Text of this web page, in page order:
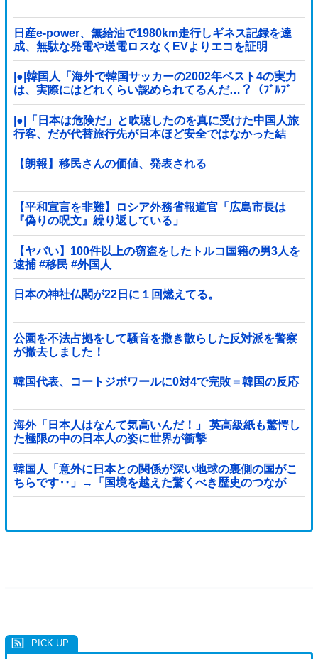
日産e-power、無給油で1980km走行しギネス記録を達
成、無駄な発電や送電ロスなくEVよりエコを証明
|●|韓国人「海外で韓国サッカーの2002年ベスト4の実力
は、実際にはどれくらい認められてるんだ…？（ﾌﾞﾙﾌﾞ
ﾙ」＝韓国の反応
|●|「日本は危険だ」と吹聴したのを真に受けた中国人旅
行客、だが代替旅行先が日本ほど安全ではなかった結
果……
【朗報】移民さんの価値、発表される
【平和宣言を非難】ロシア外務省報道官「広島市長は
『偽りの呪文』繰り返している」
【ヤバい】100件以上の窃盗をしたトルコ国籍の男3人を
逮捕 #移民 #外国人
日本の神社仏閣が22日に１回燃えてる。
公園を不法占拠をして騒音を撒き散らした反対派を警察
が撤去しました！
韓国代表、コートジボワールに0対4で完敗＝韓国の反応
海外「日本人はなんて気高いんだ！」 英高級紙も驚愕し
た極限の中の日本人の姿に世界が衝撃
韓国人「意外に日本との関係が深い地球の裏側の国がこ
ちらです‥」→「国境を越えた驚くべき歴史のつなが
り‥」